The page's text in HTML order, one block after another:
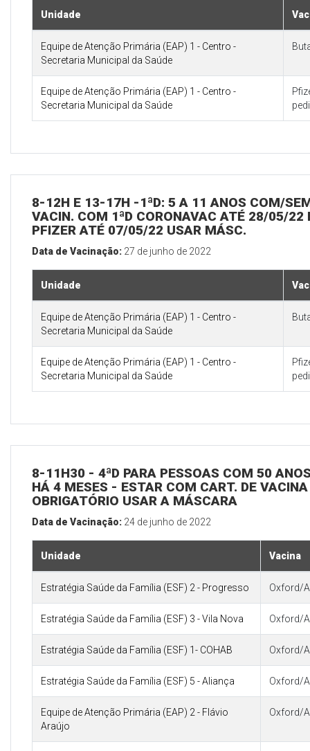
Unidade
Equipe de Atenção Primária (EAP) 1 - Centro -
Secretaria Municipal da Saúde
Equipe de Atenção Primária (EAP) 1 - Centro -
Secretaria Municipal da Saúde
8-12H E 13-17H -1ªD: 5 A 11 ANOS COM/
VACIN. COM 1ªD CORONAVAC ATÉ 28/05/22
PFIZER ATÉ 07/05/22 USAR MÁSC.
Data de Vacinação: 27 de junho de 2022
Unidade
Equipe de Atenção Primária (EAP) 1 - Centro -
Secretaria Municipal da Saúde
Equipe de Atenção Primária (EAP) 1 - Centro -
Secretaria Municipal da Saúde
8-11H30 - 4ªD PARA PESSOAS COM 50
HÁ 4 MESES - ESTAR COM CART. DE
OBRIGATÓRIO USAR A MÁSCARA
Data de Vacinação: 24 de junho de 2022
Unidade Vacina
Estratégia Saúde da Família (ESF) 2 - Progresso Oxford/
Estratégia Saúde da Família (ESF) 3 - Vila Nova Oxford/
Estratégia Saúde da Família (ESF) 1- COHAB Oxford/
Estratégia Saúde da Família (ESF) 5 - Aliança Oxford/
Equipe de Atenção Primária (EAP) 2 - Flávio
Araújo
Oxford/